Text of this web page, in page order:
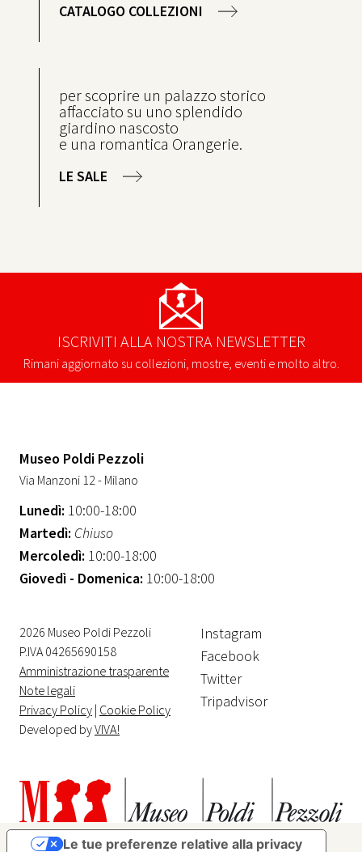
CATALOGO COLLEZIONI
per scoprire un palazzo storico
affacciato su uno splendido
giardino nascosto
e una romantica Orangerie.
LE SALE
ISCRIVITI ALLA NOSTRA NEWSLETTER
Rimani aggiornato su collezioni, mostre, eventi e molto altro.
Museo Poldi Pezzoli
Via Manzoni 12 - Milano
Lunedì: 10:00-18:00
Martedì: Chiuso
Mercoledì: 10:00-18:00
Giovedì - Domenica: 10:00-18:00
2026 Museo Poldi Pezzoli
P.IVA 04265690158
Amministrazione trasparente
Note legali
Privacy Policy | Cookie Policy
Developed byVIVA!
Instagram
Facebook
Twitter
Tripadvisor
Le tue preferenze relative alla privacy